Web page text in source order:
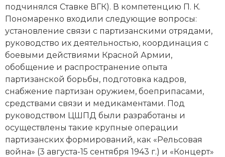
подчинялся Ставке ВГК). В компетенцию П. К.
Пономаренко входили следующие вопросы:
установление связи с партизанскими отрядами,
руководство их деятельностью, координация с
боевыми действиями Красной Армии,
обобщение и распространение опыта
партизанской борьбы, подготовка кадров,
снабжение партизан оружием, боеприпасами,
средствами связи и медикаментами. Под
руководством ЦШПД были разработаны и
осуществлены такие крупные операции
партизанских формирований, как «Рельсовая
война» (3 августа-15 сентября 1943 г.) и «Концерт»